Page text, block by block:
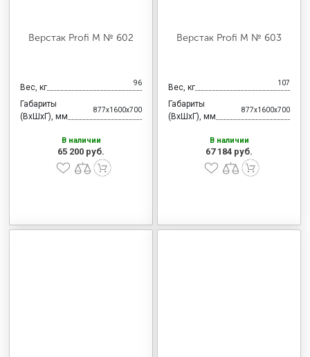
Верстак Profi M № 602
Вес, кг 96
Габариты
(ВхШхГ), мм
877x1600x700
В наличии
65 200 руб.
Верстак Profi M № 603
Вес, кг 107
Габариты
(ВхШхГ), мм
877x1600x700
В наличии
67 184 руб.